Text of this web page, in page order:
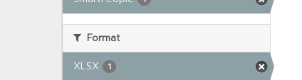
Format
XLSX
1